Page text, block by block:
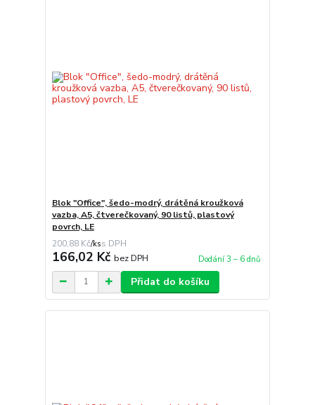
Blok "Office", šedo-modrý, drátěná kroužková
vazba, A5, čtverečkovaný, 90 listů, plastový
povrch, LE
200,88 Kč/ks
166,02 Kč bez DPH Dodání 3 – 6 dnů
Přidat do košíku